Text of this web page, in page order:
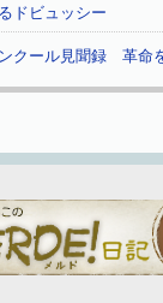
ドビュッシー
クール見聞録 革命